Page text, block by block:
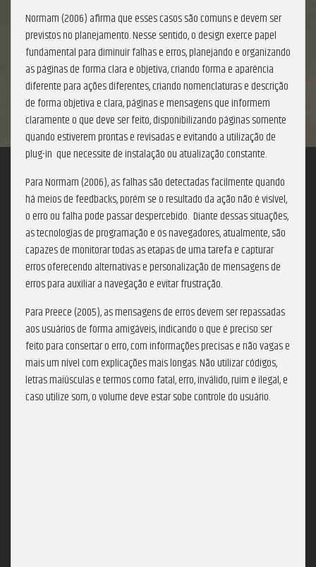
Normam (2006) afirma que esses casos são comuns e devem ser
previstos no planejamento. Nesse sentido, o design exerce papel
fundamental para diminuir falhas e erros, planejando e organizando
as páginas de forma clara e objetiva, criando forma e aparência
diferente para ações diferentes, criando nomenclaturas e descrição
de forma objetiva e clara, páginas e mensagens que informem
claramente o que deve ser feito, disponibilizando páginas somente
quando estiverem prontas e revisadas e evitando a utilização de
plug-in que necessite de instalação ou atualização constante.
Para Normam (2006), as falhas são detectadas facilmente quando
há meios de feedbacks, porém se o resultado da ação não é visível,
o erro ou falha pode passar despercebido. Diante dessas situações,
as tecnologias de programação e os navegadores, atualmente, são
capazes de monitorar todas as etapas de uma tarefa e capturar
erros oferecendo alternativas e personalização de mensagens de
erros para auxiliar a navegação e evitar frustração.
Para Preece (2005), as mensagens de erros devem ser repassadas
aos usuários de forma amigáveis, indicando o que é preciso ser
feito para consertar o erro, com informações precisas e não vagas e
mais um nível com explicações mais longas. Não utilizar códigos,
letras maiúsculas e termos como fatal, erro, inválido, ruim e ilegal, e
caso utilize som, o volume deve estar sobe controle do usuário.